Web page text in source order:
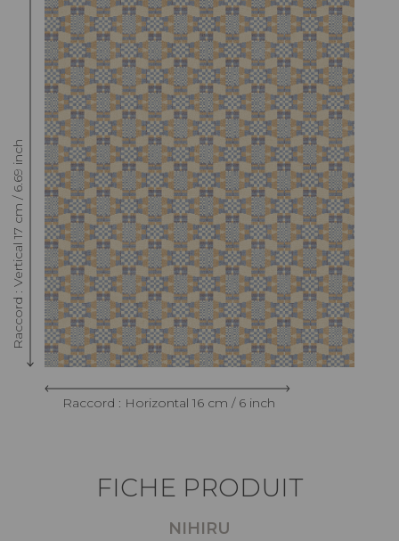
Raccord : Vertical 17 cm / 6.69 inch
Raccord : Horizontal 16 cm / 6 inch
FICHE PRODUIT
NIHIRU